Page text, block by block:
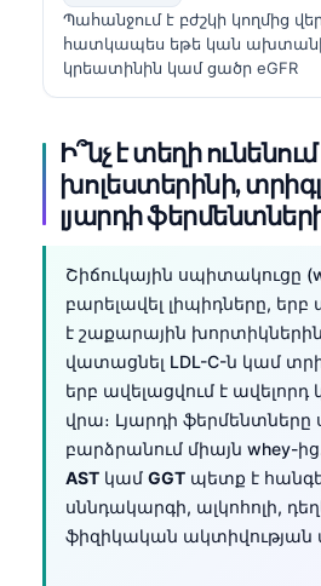
Պահանջում է բժշկի կողմից
հատկապես եթե կան
կրեատինին կամ ցածր eGFR
Ի՞նչ է տեղի ունենում
խոլեստերինի,
լյարդի
Շիճուկային սպիտակուցը
բարելավել լիպիդները,
է շաքարային
վատացնել LDL-C-ն կամ
երբ ավելացվում է ավելորդ
վրա։ Լյարդի ֆերմենտները
բարձրանում միայն whey-
AST կամ GGT պետք է
սննդակարգի, ալկոհոլի,
ֆիզիկական ակտիվության
ไทย
ဗမာစာ
ភាសាខ្មែរ
Kiswahili
አማርኛ
Українська
O‘zbekcha
Қазақ тілі
Suomi
Hrvatski
Slovenčina
پښتو